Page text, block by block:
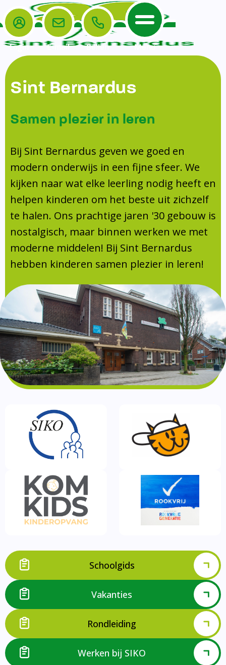
Home
De School
Veiligheidsplan
Onderwijs
Leerlingenraad
Leerlingenzorg
Doorstroomtoets
Jeugdprofessional op school
Centrum Jeugd en Gezin
Schoollogopedie
schoolondersteuningsprofiel
Schooltijden
Absentie
Vakanties
Aanmelden
Schoolgids
Gezonde school
Kinderopvang
BSO
Routebeschrijving
Privacy
Het Team
Ouders
Ouders
Tussenschoolse opvang
Activiteitencommissie (AC)
Medezeggenschapsraad (MR)
Formulieren
Klachtenregeling
Contact
Login E-mail Bellen Menu
Sint Bernardus
Samen plezier in leren
Bij Sint Bernardus geven we goed en
modern onderwijs in een fijne sfeer. We
kijken naar wat elke leerling nodig heeft en
helpen kinderen om het beste uit zichzelf
te halen. Ons prachtige jaren '30 gebouw is
nostalgisch, maar binnen werken we met
moderne middelen! Bij Sint Bernardus
hebben kinderen samen plezier in leren!
Schoolgids
Vakanties
Rondleiding
Werken bij SIKO